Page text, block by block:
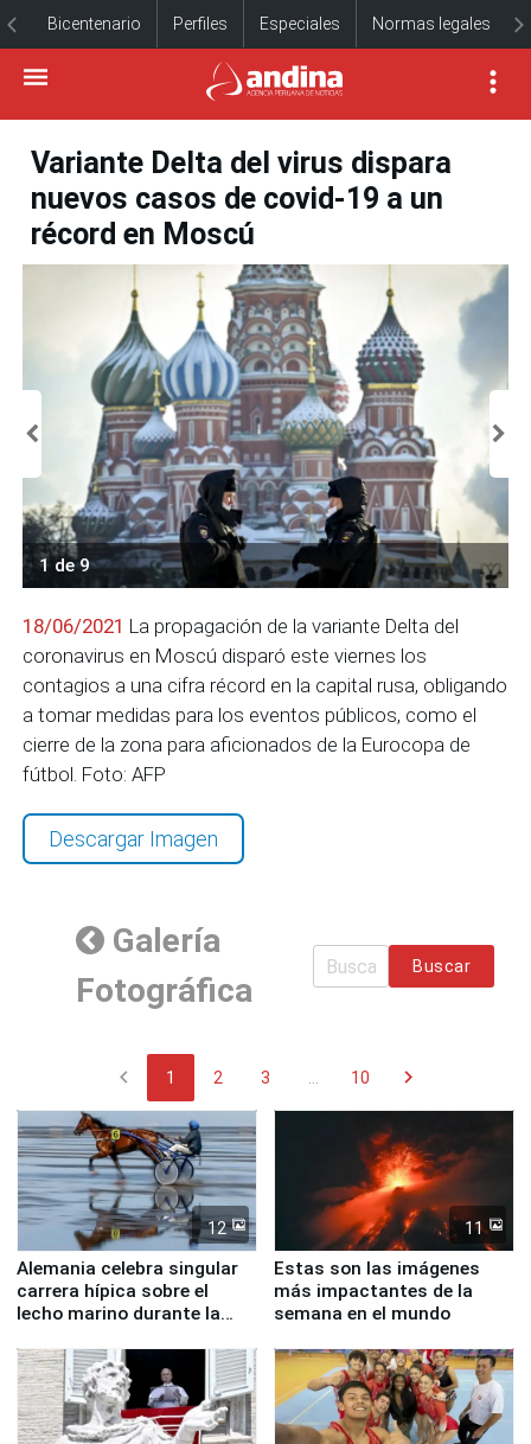
Bicentenario Perfiles Especiales Normas legales
Variante Delta del virus dispara
nuevos casos de covid-19 a un
récord en Moscú
1 de 9
18/06/2021 La propagación de la variante Delta del
coronavirus en Moscú disparó este viernes los
contagios a una cifra récord en la capital rusa, obligando
a tomar medidas para los eventos públicos, como el
cierre de la zona para aficionados de la Eurocopa de
fútbol. Foto: AFP
Descargar Imagen
Galería
Fotográfica
Buscar
chevron_left 1 2 3 ... 10 chevron_right
12
Alemania celebra singular
carrera hípica sobre el
lecho marino durante la
11
Estas son las imágenes
más impactantes de la
semana en el mundo